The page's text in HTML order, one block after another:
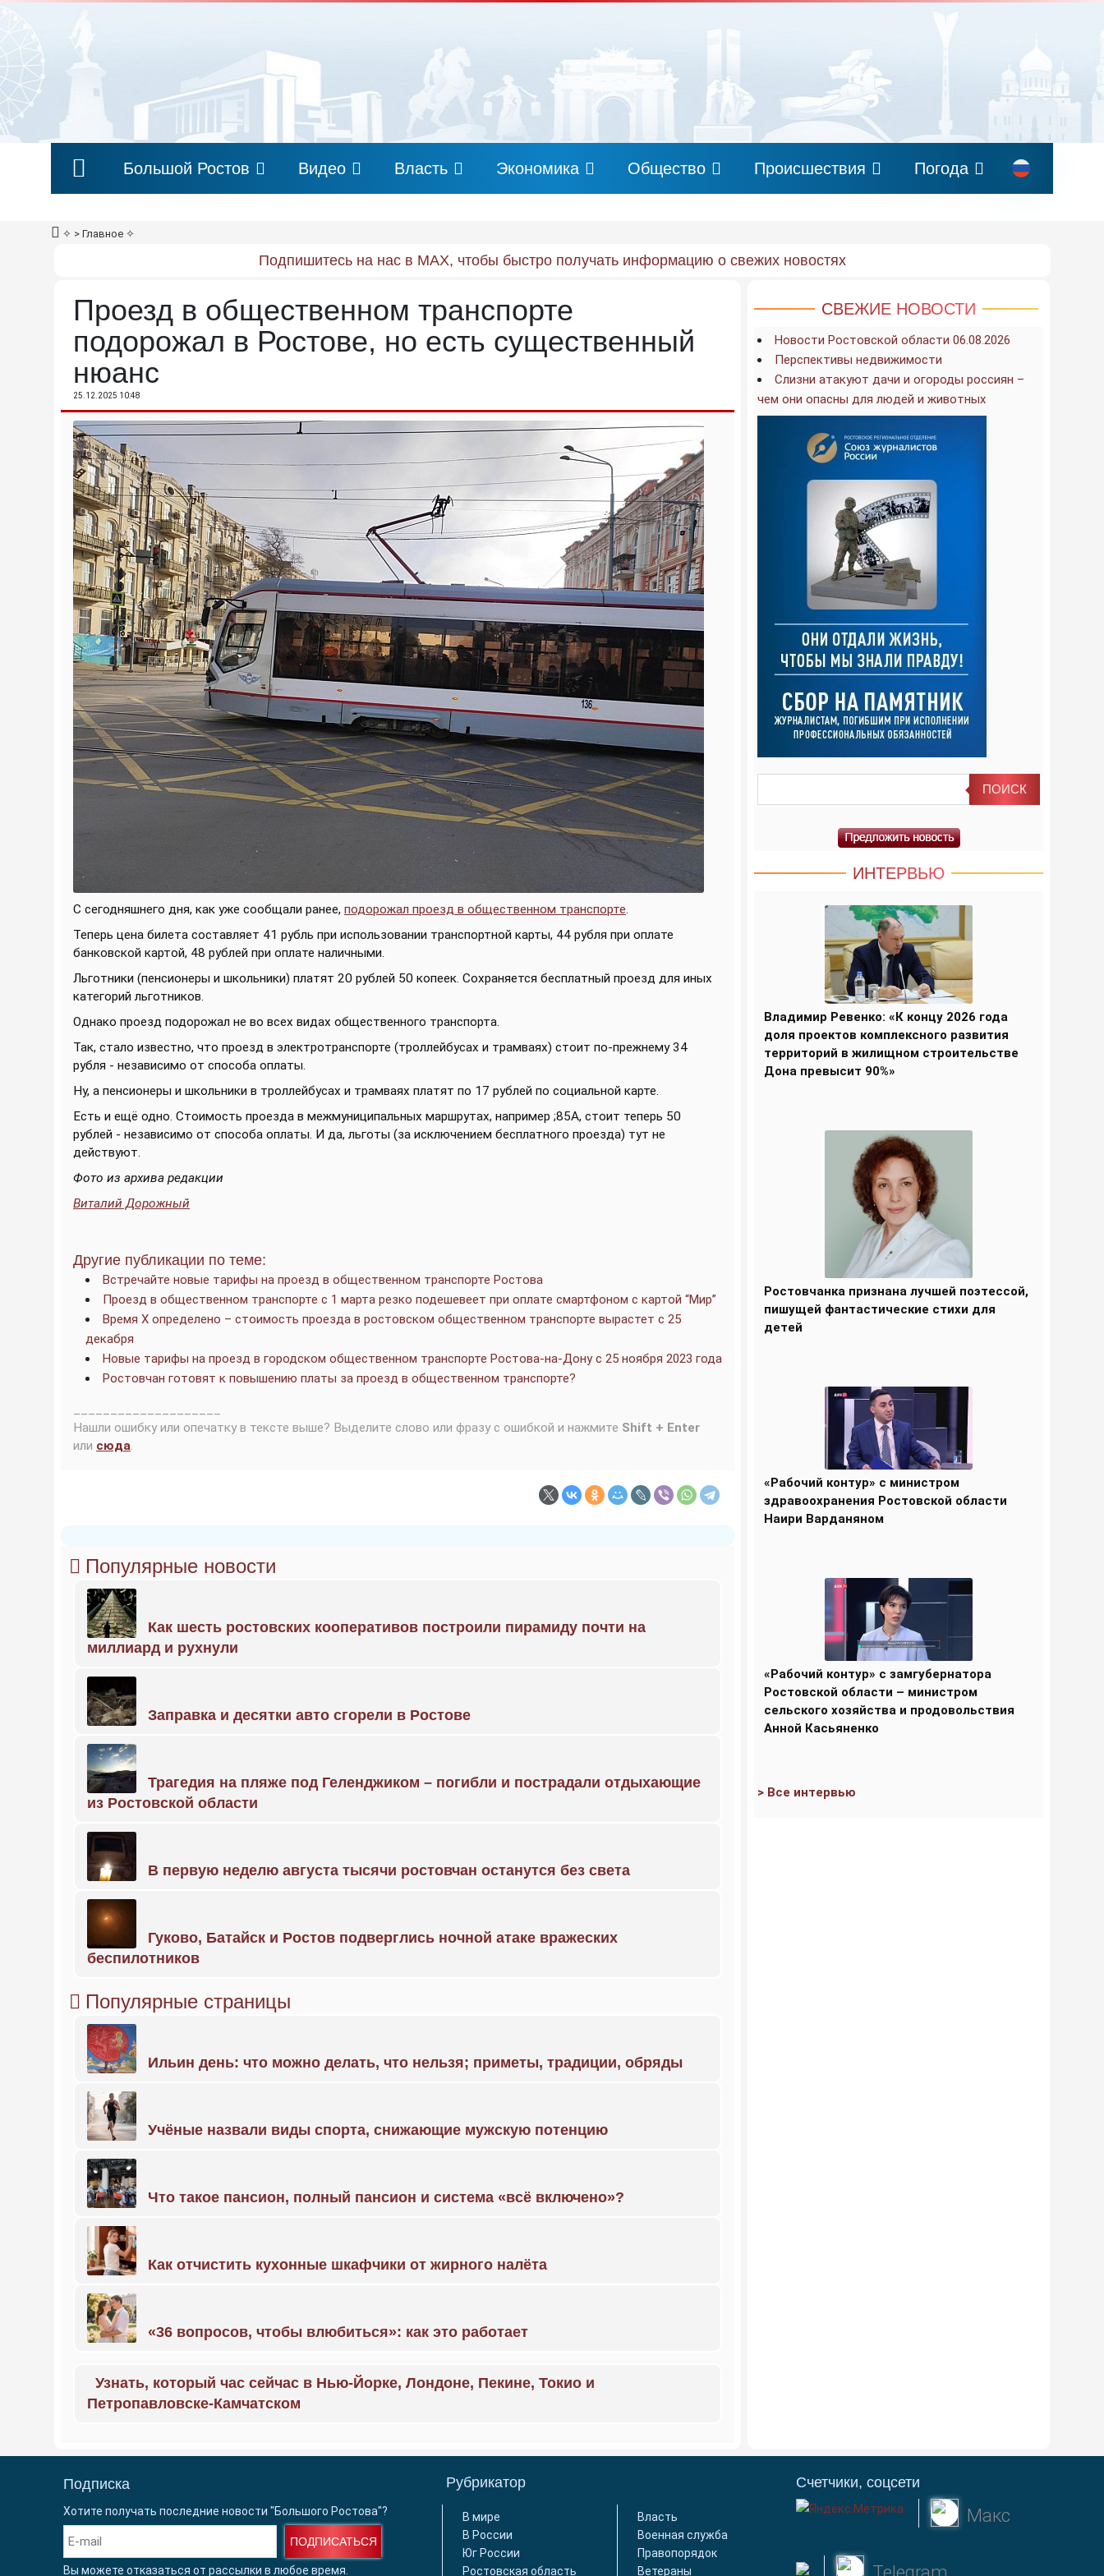
Большой Ростов Видео Власть Экономика Общество Происшествия Погода
✧ > Главное ✧
Подпишитесь на нас в MAX, чтобы быстро получать информацию о свежих новостях
Проезд в общественном транспорте
подорожал в Ростове, но есть существенный
нюанс
25.12.2025 10:48
С сегодняшнего дня, как уже сообщали ранее, подорожал проезд в общественном транспорте.
Теперь цена билета составляет 41 рубль при использовании транспортной карты, 44 рубля при оплате
банковской картой, 48 рублей при оплате наличными.
Льготники (пенсионеры и школьники) платят 20 рублей 50 копеек. Сохраняется бесплатный проезд для иных
категорий льготников.
Однако проезд подорожал не во всех видах общественного транспорта.
Так, стало известно, что проезд в электротранспорте (троллейбусах и трамваях) стоит по-прежнему 34
рубля - независимо от способа оплаты.
Ну, а пенсионеры и школьники в троллейбусах и трамваях платят по 17 рублей по социальной карте.
Есть и ещё одно. Стоимость проезда в межмуниципальных маршрутах, например ;85А, стоит теперь 50
рублей - независимо от способа оплаты. И да, льготы (за исключением бесплатного проезда) тут не
действуют.
Фото из архива редакции
Виталий Дорожный
Другие публикации по теме:
Встречайте новые тарифы на проезд в общественном транспорте Ростова
Проезд в общественном транспорте с 1 марта резко подешевеет при оплате смартфоном с картой “Мир”
Время Х определено – стоимость проезда в ростовском общественном транспорте вырастет с 25
декабря
Новые тарифы на проезд в городском общественном транспорте Ростова-на-Дону с 25 ноября 2023 года
Ростовчан готовят к повышению платы за проезд в общественном транспорте?
Нашли ошибку или опечатку в тексте выше? Выделите слово или фразу с ошибкой и нажмите Shift + Enter
или сюда.
Популярные новости
Как шесть ростовских кооперативов построили пирамиду почти на
миллиард и рухнули
Заправка и десятки авто сгорели в Ростове
Трагедия на пляже под Геленджиком – погибли и пострадали отдыхающие
из Ростовской области
В первую неделю августа тысячи ростовчан останутся без света
Гуково, Батайск и Ростов подверглись ночной атаке вражеских
беспилотников
Популярные страницы
Ильин день: что можно делать, что нельзя; приметы, традиции, обряды
Учёные назвали виды спорта, снижающие мужскую потенцию
Что такое пансион, полный пансион и система «всё включено»?
Как отчистить кухонные шкафчики от жирного налёта
«36 вопросов, чтобы влюбиться»: как это работает
Узнать, который час сейчас в Нью-Йорке, Лондоне, Пекине, Токио и
Петропавловске-Камчатском
СВЕЖИЕ НОВОСТИ
Новости Ростовской области 06.08.2026
Перспективы недвижимости
Слизни атакуют дачи и огороды россиян –
чем они опасны для людей и животных
ИНТЕРВЬЮ
Владимир Ревенко: «К концу 2026 года
доля проектов комплексного развития
территорий в жилищном строительстве
Дона превысит 90%»
Ростовчанка признана лучшей поэтессой,
пишущей фантастические стихи для
детей
«Рабочий контур» с министром
здравоохранения Ростовской области
Наири Варданяном
«Рабочий контур» с замгубернатора
Ростовской области – министром
сельского хозяйства и продовольствия
Анной Касьяненко
> Все интервью
Подписка
Хотите получать последние новости "Большого Ростова"?
ПОДПИСАТЬСЯ
Вы можете отказаться от рассылки в любое время.
Рубрикатор
В мире
В России
Юг России
Ростовская область
Власть
Военная служба
Правопорядок
Ветераны
Счетчики, соцсети
Макс